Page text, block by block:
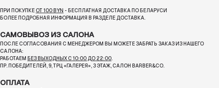
ПРИ ПОКУПКЕ ОТ 100 BYN - БЕСПЛАТНАЯ ДОСТАВКА ПО БЕЛАРУСИ
БОЛЕЕ ПОДРОБНАЯ ИНФОРМАЦИЯ В РАЗДЕЛЕ ДОСТАВКА.
САМОВЫВОЗ ИЗ САЛОНА
ПОСЛЕ СОГЛАСОВАНИЯ С МЕНЕДЖЕРОМ ВЫ МОЖЕТЕ ЗАБРАТЬ ЗАКАЗ ИЗ НАШЕГО
САЛОНА:
РАБОТАЕМ БЕЗ ВЫХОДНЫХ С 10:00 ДО 22:00.
ПР. ПОБЕДИТЕЛЕЙ, 9, ТРЦ «ГАЛЕРЕЯ», 3 ЭТАЖ, САЛОН BARBER&CO.
ОПЛАТА